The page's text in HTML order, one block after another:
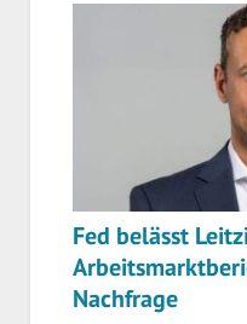
Fed belässt
Nachfrage